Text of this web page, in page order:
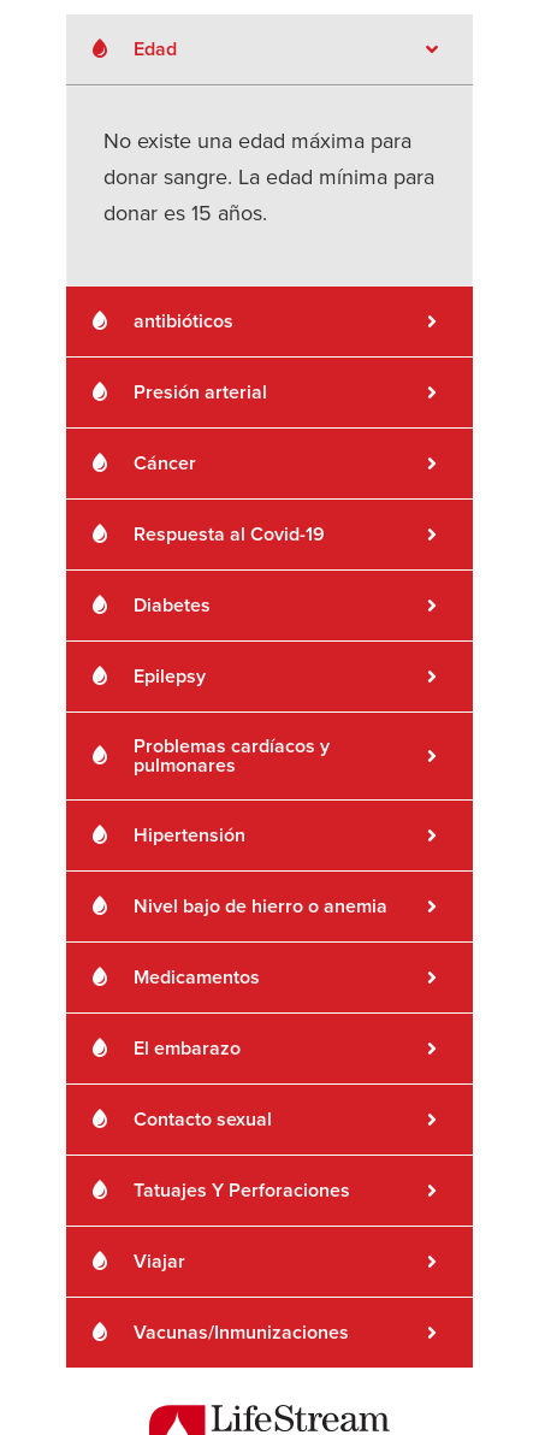
Edad
No existe una edad máxima para
donar sangre. La edad mínima para
donar es 15 años.
antibióticos
Presión arterial
Cáncer
Respuesta al Covid-19
Diabetes
Epilepsy
Problemas cardíacos y
pulmonares
Hipertensión
Nivel bajo de hierro o anemia
Medicamentos
El embarazo
Contacto sexual
Tatuajes Y Perforaciones
Viajar
Vacunas/Inmunizaciones